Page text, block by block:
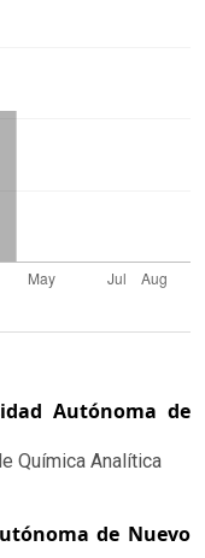
Autónoma de
Química Analítica
de Nuevo